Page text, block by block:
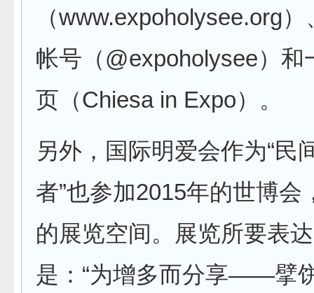
（www.expoholysee.org
帐号（@expoholysee）和
页（Chiesa in Expo）。
另外，国际明爱会作为“民
者”也参加2015年的世博会
的展览空间。展览所要表
是：“为增多而分享——擘